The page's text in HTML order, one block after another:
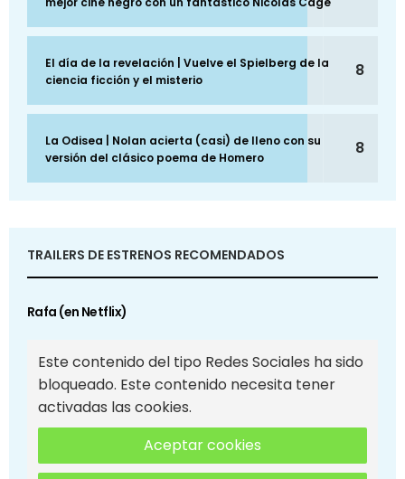
El día de la revelación | Vuelve el Spielberg de la
ciencia ficción y el misterio
8
La Odisea | Nolan acierta (casi) de lleno con su
versión del clásico poema de Homero
8
TRAILERS DE ESTRENOS RECOMENDADOS
Rafa (en Netflix)
Este contenido del tipo Redes Sociales ha sido
bloqueado. Este contenido necesita tener
activadas las cookies.
Aceptar cookies